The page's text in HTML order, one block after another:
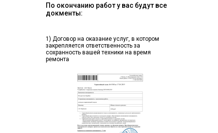
По окончанию работ у вас будут все
докменты:
1) Договор на оказание услуг, в котором
закрепляется ответственность за
сохранность вашей техники на время
ремонта